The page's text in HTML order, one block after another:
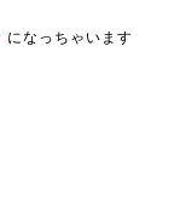
になっちゃいます